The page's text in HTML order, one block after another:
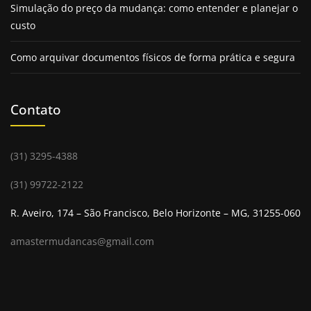
Com mais de 30 anos deexperiência em guarda
móveis
pela excelência no atendimento e pelo domínio
técnico em operações complexas.
Ao longo dessas décadas, aprimorou processos e
mais segurança e agilidade em cada serviço.
Aempresa de guarda móveis
soluções sob medida, realizando içamentos seguros e
eficientes para condomínios, empresas e residências.
referência no setor, reconhecida pela confiabilidade e
Belo Horizonte.
Simulação do preço da mudança: como entender e planejar o
custo
Como arquivar documentos físicos de forma prática e segura
Contato
(31) 3295-4388
(31) 99722-2122
R. Aveiro, 174 – São Francisco, Belo Horizonte – MG, 31255-060
amastermudancas@gmail.com